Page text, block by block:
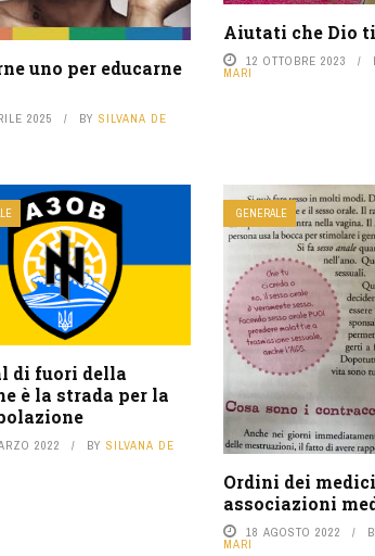
uno per educarne
2025 BYSILVANA DE
Aiutati che Dio
12 OTTOBRE 2023
MARI
di fuori della
è la strada per la
2022 BYSILVANA DE
GENERALE
Ordini dei
associazioni
18 AGOSTO 2022
MARI